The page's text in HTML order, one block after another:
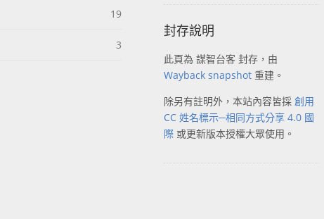
19
3
封存說明
此頁為 謀智台客 封存，由
Wayback snapshot 重建。
除另有註明外，本站內容皆採 創用
CC 姓名標示─相同方式分享 4.0 國
際 或更新版本授權大眾使用。